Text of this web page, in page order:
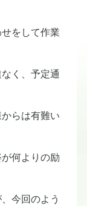
をして作業
く、予定通
らは有難い
何よりの励
今回のよう